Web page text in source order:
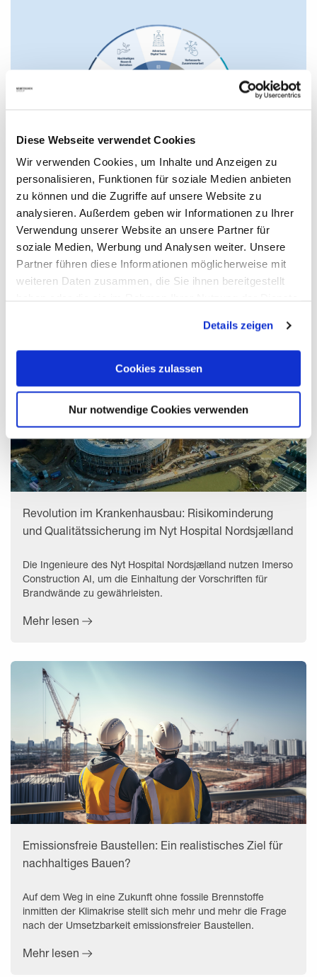
Diese Webseite verwendet Cookies
Wir verwenden Cookies, um Inhalte und Anzeigen zu
personalisieren, Funktionen für soziale Medien anbieten
zu können und die Zugriffe auf unsere Website zu
analysieren. Außerdem geben wir Informationen zu Ihrer
Verwendung unserer Website an unsere Partner für
soziale Medien, Werbung und Analysen weiter. Unsere
Partner führen diese Informationen möglicherweise mit
weiteren Daten zusammen, die Sie ihnen bereitgestellt
uns, die Cookies einzusetzen, welche unter "Details
zeigen" beschrieben werden. Sie können Ihre Einwilligung
jederzeit anpassen oder widerrufen. Damit Sie alle Inhalte
wie z.B. News sehen können, wählen Sie bitte „Cookies
Details zeigen
Cookies zulassen
Nur notwendige Cookies verwenden
Die 5 wichtigsten Trends für die AEC/O-Industrie im
Jahr 2024
Wir werfen einen Blick in die nahe Zukunft des Bauens und
Planens und zeigen auf, wie KI, nachhaltige Praktiken,
digitale Zwillinge und modernste Technologien die Branche
im Jahr 2024 revolutionieren werden.
Mehr lesen
Revolution im Krankenhausbau: Risikominderung
und Qualitätssicherung im Nyt Hospital Nordsjælland
Die Ingenieure des Nyt Hospital Nordsjælland nutzen Imerso
Construction AI, um die Einhaltung der Vorschriften für
Brandwände zu gewährleisten.
Mehr lesen
Emissionsfreie Baustellen: Ein realistisches Ziel für
nachhaltiges Bauen?
Auf dem Weg in eine Zukunft ohne fossile Brennstoffe
inmitten der Klimakrise stellt sich mehr und mehr die Frage
nach der Umsetzbarkeit emissionsfreier Baustellen.
Mehr lesen